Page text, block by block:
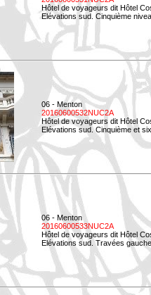
Hôtel de voyageurs dit Hôtel
Elévations sud. Cinquième
06 - Menton
20160600532NUC2A
Hôtel de voyageurs dit Hôtel
Elévations sud. Cinquième et
06 - Menton
20160600533NUC2A
Hôtel de voyageurs dit Hôtel
Elévations sud. Travées